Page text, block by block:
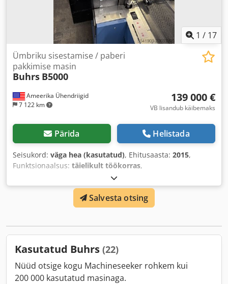
1 / 17
Ameerika Ühendriigid
7 122 km
Ümbriku sisestamise / paberi
pakkimise masin
Buhrs B5000
139 000 €
VB lisandub käibemaks
Pärida Helistada
Seisukord: väga hea (kasutatud), Ehitusaasta: 2015,
Funktsionaalsus: täielikult töökorras,
Salvesta otsing
Kasutatud Buhrs (22)
Nüüd otsige kogu Machineseeker rohkem kui
200 000 kasutatud masinaga.